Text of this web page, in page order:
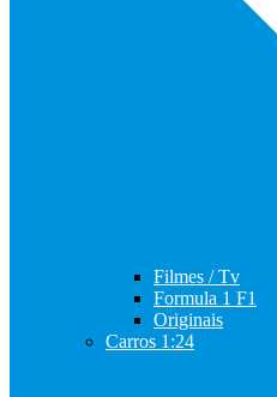
Filmes / Tv
Formula 1 F1
Originais
Carros 1:24